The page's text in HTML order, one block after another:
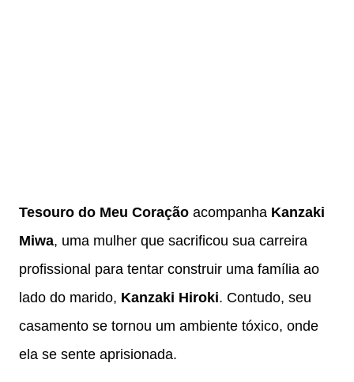
Tesouro do Meu Coração acompanha Kanzaki
Miwa, uma mulher que sacrificou sua carreira
profissional para tentar construir uma família ao
lado do marido, Kanzaki Hiroki. Contudo, seu
casamento se tornou um ambiente tóxico, onde
ela se sente aprisionada.